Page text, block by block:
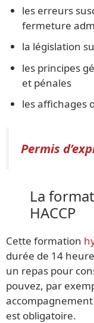
les erreurs
fermeture
la législation
les principes
et pénales
les affichages
Permis
La
HACCP
Cette formation
durée de 14
un repas pour
pouvez, par
accompagnement
est obligatoire.